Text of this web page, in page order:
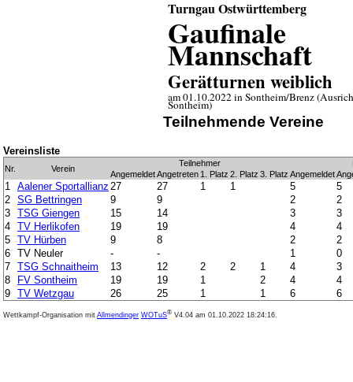
Turngau Ostwürttemberg
Gaufinale
Mannschaft
Gerätturnen weiblich
am 01.10.2022 in Sontheim/Brenz
Sontheim)
Teilnehmende Vereine
Vereinsliste
Nr. Verein
Teilnehmer
AngemeldetAngetreten 1. Platz 2. Platz 3. Platz Angemeldet
1 Aalener Sportallianz 27 27 1 1 5
5
2 SG Bettringen 9 9 2
2
3 TSG Giengen 15 14 3
3
4 TV Herlikofen 19 19 4
4
5 TV Hürben 9 8 2
2
6 TV Neuler - - 1
0
7 TSG Schnaitheim 13 12 2 2 1 4
3
8
FV Sontheim 19 19 1 2 4
4
9 TV Wetzgau 26 25 1 1 6 6
Wettkampf-Organisation mit Allmendinger WOTuS® V4.04 am 01.10.2022 18:24:16.